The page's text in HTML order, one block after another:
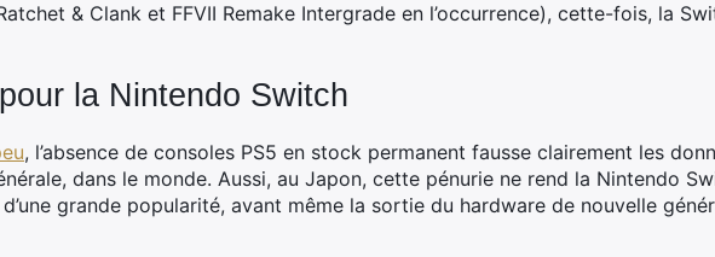
& Clank et FFVII Remake Intergrade en l’occurrence), cette-fois, la
la Nintendo Switch
, l’absence de consoles PS5 en stock permanent fausse clairement les
dans le monde. Aussi, au Japon, cette pénurie ne rend la Nintendo
grande popularité, avant même la sortie du hardware de nouvelle